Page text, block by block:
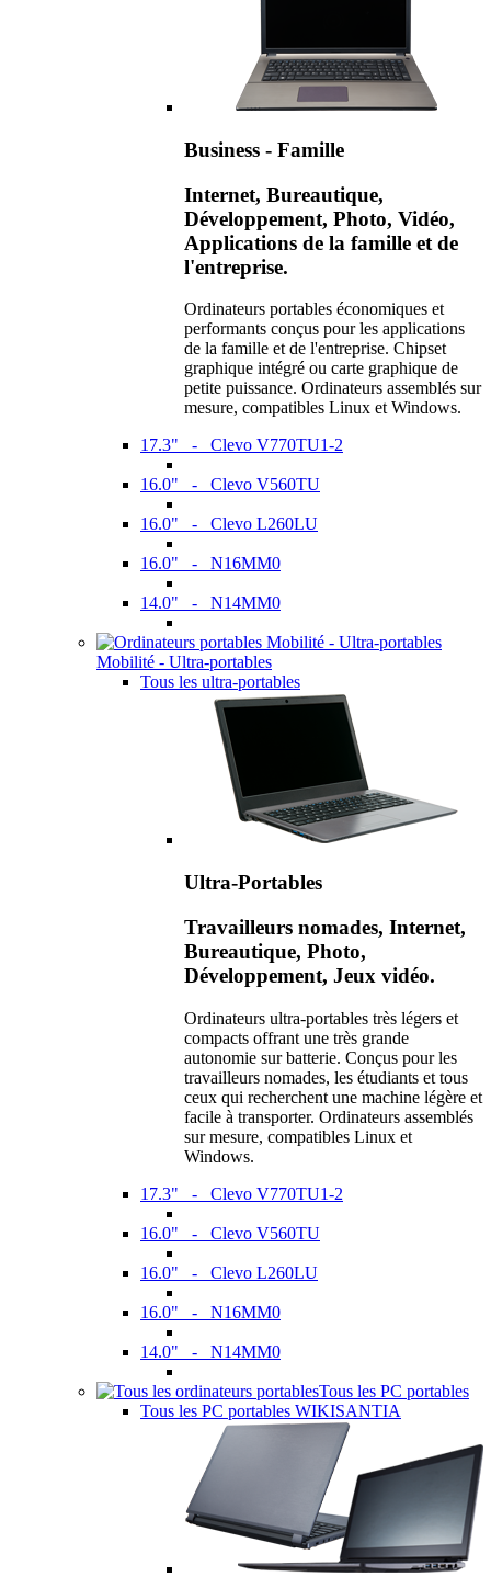
Business - Famille
Internet, Bureautique,
Développement, Photo, Vidéo,
Applications de la famille et de
l'entreprise.
Ordinateurs portables économiques et
performants conçus pour les applications
de la famille et de l'entreprise. Chipset
graphique intégré ou carte graphique de
petite puissance. Ordinateurs assemblés sur
mesure, compatibles Linux et Windows.
17.3" - Clevo V770TU1-2
16.0" - Clevo V560TU
16.0" - Clevo L260LU
16.0" - N16MM0
14.0" - N14MM0
Mobilité - Ultra-portables
Tous les ultra-portables
Ultra-Portables
Travailleurs nomades, Internet,
Bureautique, Photo,
Développement, Jeux vidéo.
Ordinateurs ultra-portables très légers et
compacts offrant une très grande
autonomie sur batterie. Conçus pour les
travailleurs nomades, les étudiants et tous
ceux qui recherchent une machine légère et
facile à transporter. Ordinateurs assemblés
sur mesure, compatibles Linux et
Windows.
17.3" - Clevo V770TU1-2
16.0" - Clevo V560TU
16.0" - Clevo L260LU
16.0" - N16MM0
14.0" - N14MM0
Tous les PC portables
Tous les PC portables WIKISANTIA